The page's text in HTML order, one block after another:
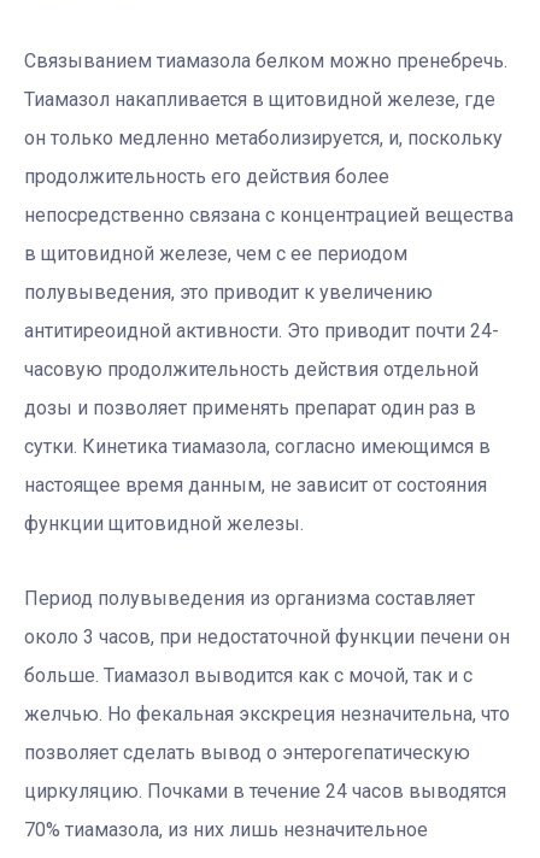
Связыванием тиамазола белком можно пренебречь.
Тиамазол накапливается в щитовидной железе, где
он только медленно метаболизируется, и, поскольку
продолжительность его действия более
непосредственно связана с концентрацией вещества
в щитовидной железе, чем с ее периодом
полувыведения, это приводит к увеличению
антитиреоидной активности. Это приводит почти 24-
часовую продолжительность действия отдельной
дозы и позволяет применять препарат один раз в
сутки. Кинетика тиамазола, согласно имеющимся в
настоящее время данным, не зависит от состояния
функции щитовидной железы.
Период полувыведения из организма составляет
около 3 часов, при недостаточной функции печени он
больше. Тиамазол выводится как с мочой, так и с
желчью. Но фекальная экскреция незначительна, что
позволяет сделать вывод о энтерогепатическую
циркуляцию. Почками в течение 24 часов выводятся
70% тиамазола, из них лишь незначительное